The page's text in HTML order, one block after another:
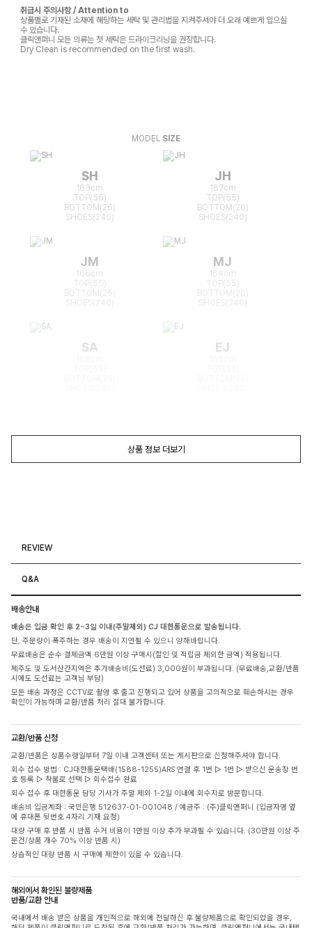
취급시 주의사항 / Attention to
상품별로 기재된 소재에 해당하는 세탁 및 관리법을 지켜주셔야 더 오래 예쁘게 입으실
수 있습니다.
클릭앤퍼니 모든 의류는 첫 세탁은 드라이크리닝을 권장합니다.
Dry Clean is recommended on the first wash.
MODEL SIZE
SH
163cm
TOP(55)
BOTTOM(26)
SHOES(240)
JH
167cm
TOP(55)
BOTTOM(26)
SHOES(240)
JM
166cm
TOP(55)
BOTTOM(25)
MJ
164cm
TOP(55)
BOTTOM(26)
SA EJ
상품 정보 더보기
REVIEW
Q&A
배송안내
배송은 입금 확인 후 2~3일 이내(주말제외) CJ 대한통운으로 발송됩니다.
단, 주문량이 폭주하는 경우 배송이 지연될 수 있으니 양해바랍니다.
무료배송은 순수 결제금액 6만원 이상 구매시(할인 및 적립금 제외한 금액) 적용됩니다.
제주도 및 도서산간지역은 추가배송비(도선료) 3,000원이 부과됩니다. (무료배송,교환/반품
시에도 도선료는 고객님 부담)
모든 배송 과정은 CCTV로 촬영 후 출고 진행되고 있어 상품을 고의적으로 훼손하시는 경우
확인이 가능하며 교환/반품 처리 절대 불가합니다.
교환/반품 신청
교환/반품은 상품수령일부터 7일 이내 고객센터 또는 게시판으로 신청해주셔야 합니다.
회수 접수 방법 : CJ대한통운택배(1588-1255)ARS 연결 후 1번 ▷ 1번 ▷ 받으신 운송장 번
호 등록 ▷ 착불로 선택 ▷ 회수접수 완료
회수 접수 후 대한통운 담당 기사가 주말 제외 1-2일 이내에 회수지로 방문합니다.
배송비 입금계좌 : 국민은행 512637-01-001048 / 예금주 : (주)클릭앤퍼니 (입금자명 옆
에 휴대폰 뒷번호 4자리 기재 요청)
대량 구매 후 반품 시 반품 수거 비용이 1만원 이상 추가 부과될 수 있습니다. (30만원 이상 주
문건/상품 개수 70% 이상 반품 시)
상습적인 대량 반품 시 구매에 제한이 있을 수 있습니다.
해외에서 확인된 불량제품
반품/교환 안내
국내에서 배송 받은 상품을 개인적으로 해외에 전달하신 후 불량제품으로 확인되었을 경우,